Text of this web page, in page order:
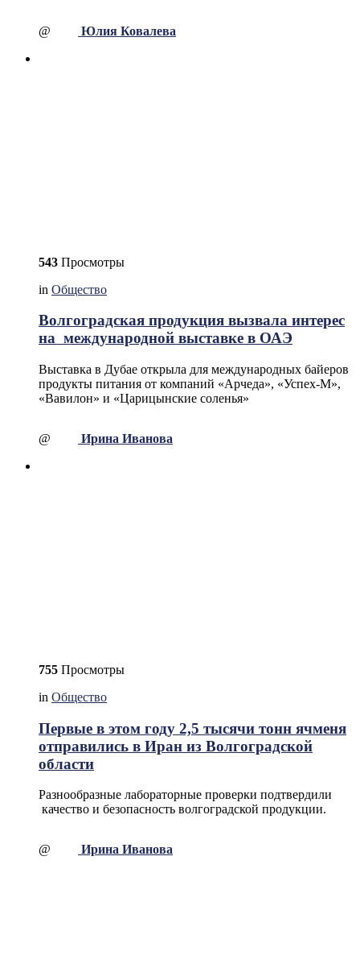
@ Юлия Ковалева
543 Просмотры
in Общество
Волгоградская продукция вызвала интерес
на международной выставке в ОАЭ
Выставка в Дубае открыла для международных байеров
продукты питания от компаний «Арчеда», «Успех-М»,
«Вавилон» и «Царицынские соленья»
@ Ирина Иванова
755 Просмотры
in Общество
Первые в этом году 2,5 тысячи тонн ячменя
отправились в Иран из Волгоградской
области
Разнообразные лабораторные проверки подтвердили
качество и безопасность волгоградской продукции.
@ Ирина Иванова